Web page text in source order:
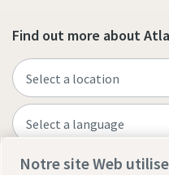
Find out more about
Notre site Web